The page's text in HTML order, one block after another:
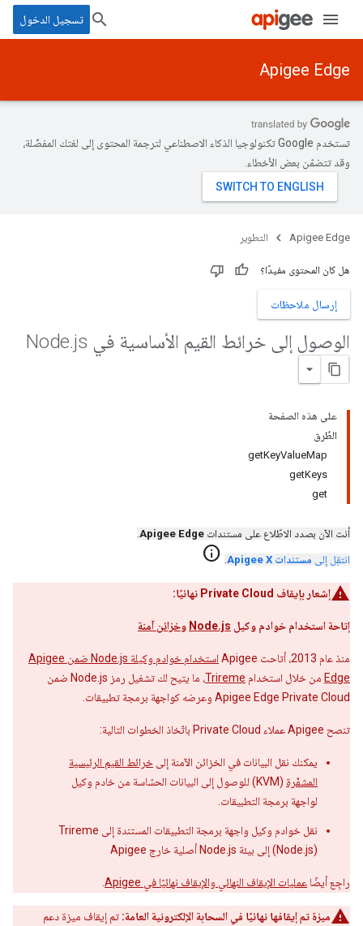
تسجيل الدخول
Apigee Edge
تستخدم Google تكنولوجيا الذكاء الاصطناعي لترجمة المحتوى إلى لغتك المفضّلة،
وقد تتضمّن بعض الأخطاء.
Apigee Edge التطوير
هل كان المحتوى مفيدًا؟
إرسال ملاحظات
الوصول إلى خرائط القيم الأساسية في Node .js
على هذه الصفحة
الطُرق
getKeyValueMap
getKeys
get
أنت الآن بصدد الاطّلاع على مستندات Apigee Edge
.
انتقِل إلى مستندات Apigee X .
info
إشعار بإيقاف Private Cloud نهائيًا:
إتاحة استخدام خوادم وكيل Node.js وخزائن آمنة
منذ عام 2013، أتاحت Apigee
استخدام خوادم وكيلة Node.js ضمن Apigee
Edge من خلال استخدام Trireme
، ما يتيح لك تشغيل رمز Node.js ضمن
Apigee Edge Private Cloud وعرضه كواجهة برمجة تطبيقات.
تنصح Apigee عملاء Private Cloud باتّخاذ الخطوات التالية:
يمكنك نقل البيانات في الخزائن الآمنة إلى خرائط القيم الرئيسية
المشفّرة
(KVM) للوصول إلى البيانات الحسّاسة من خادم وكيل
لواجهة برمجة التطبيقات.
نقل خوادم وكيل واجهة برمجة التطبيقات المستندة إلى Trireme
(Node.js) إلى بيئة Node.js أصلية خارج Apigee
راجِع أيضًا عمليات الإيقاف النهائي والإيقاف نهائيًا في Apigee
ميزة تم إيقافها نهائيًا في السحابة الإلكترونية العامة: تم إيقاف ميزة دعم